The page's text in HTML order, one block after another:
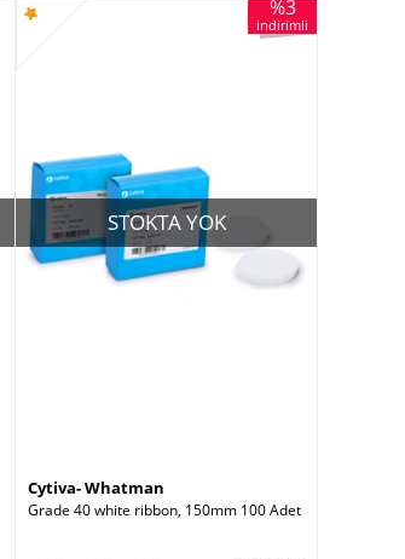
%3
indirimli
STOKTA YOK
Cytiva- Whatman
Grade 40 white ribbon, 150mm 100 Adet